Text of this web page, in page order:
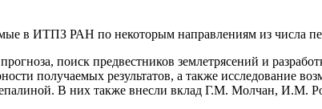
в ИТПЗ РАН по некоторым направлениям из числа
поиск предвестников землетрясений и
получаемых результатов, а также исследование
В них также внесли вклад Г.М. Молчан, И.М.